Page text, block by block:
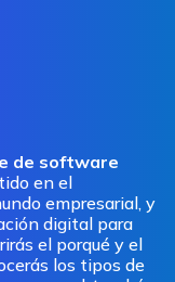
de software
en el
empresarial, y
digital para
el porqué y el
los tipos de